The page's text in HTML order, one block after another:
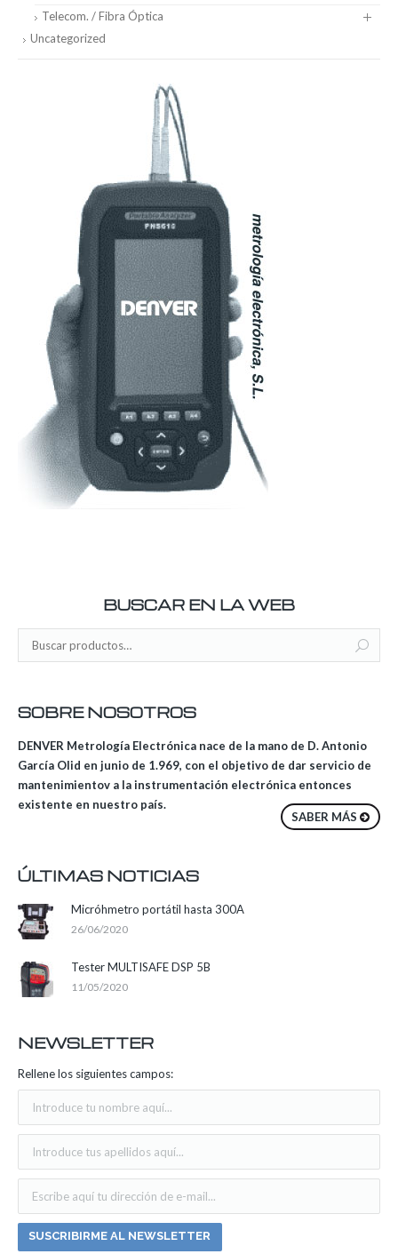
Telecom. / Fibra Óptica
Uncategorized
BUSCAR EN LA WEB
SOBRE NOSOTROS
DENVER Metrología Electrónica nace de la mano de D. Antonio
García Olid en junio de 1.969, con el objetivo de dar servicio de
mantenimientov a la instrumentación electrónica entonces
existente en nuestro país.
SABER MÁS
ÚLTIMAS NOTICIAS
Micróhmetro portátil hasta 300A
26/06/2020
Tester MULTISAFE DSP 5B
11/05/2020
NEWSLETTER
Rellene los siguientes campos: